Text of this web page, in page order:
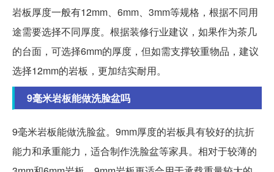
岩板厚度一般有12mm、6mm、3mm等规格，根据不同用
途需要选择不同厚度。根据装修行业建议，如果作为茶几
的台面，可选择6mm的厚度，但如需支撑较重物品，建议
选择12mm的岩板，更加结实耐用。
9毫米岩板能做洗脸盆吗
9毫米岩板能做洗脸盆。9mm厚度的岩板具有较好的抗折
能力和承重能力，适合制作洗脸盆等家具。相对于较薄的